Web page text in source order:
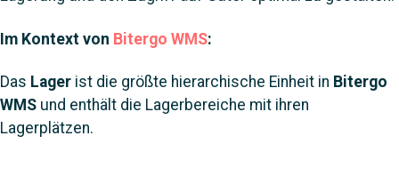
Im Kontext von Bitergo WMS:
Das Lager ist die größte hierarchische Einheit in Bitergo
WMS und enthält die Lagerbereiche mit ihren
Lagerplätzen.